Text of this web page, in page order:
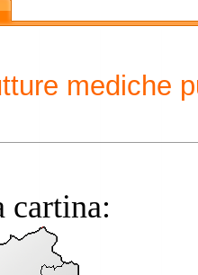
mediche
cartina: